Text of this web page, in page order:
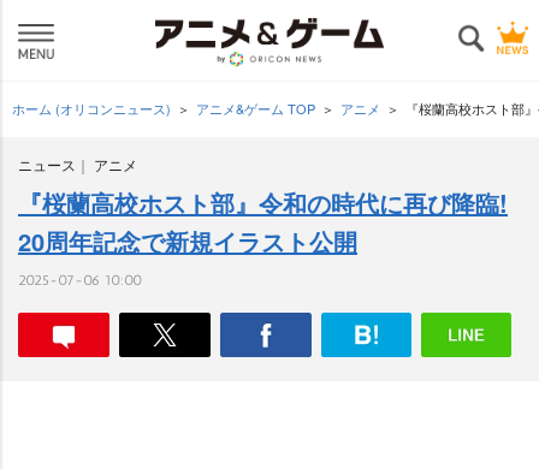
ホーム (オリコンニュース) アニメ&ゲーム TOP アニメ 『桜蘭高校ホスト部
ニュース アニメ
『桜蘭高校ホスト部』令和の時代に再び降臨!
20周年記念で新規イラスト公開
2025-07-06 10:00